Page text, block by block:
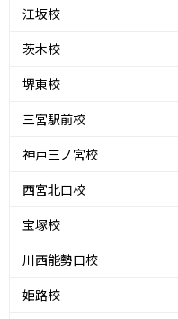
江坂校
茨木校
堺東校
三宮駅前校
神戸三ノ宮校
西宮北口校
宝塚校
川西能勢口校
姫路校